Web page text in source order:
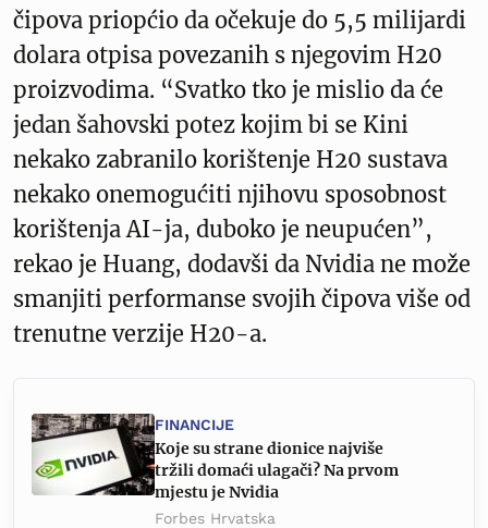
čipova priopćio da očekuje do 5,5 milijardi
dolara otpisa povezanih s njegovim H20
proizvodima. “Svatko tko je mislio da će
jedan šahovski potez kojim bi se Kini
nekako zabranilo korištenje H20 sustava
nekako onemogućiti njihovu sposobnost
korištenja AI-ja, duboko je neupućen”,
rekao je Huang, dodavši da Nvidia ne može
smanjiti performanse svojih čipova više od
trenutne verzije H20-a.
FINANCIJE
Koje su strane dionice najviše
tržili domaći ulagači? Na prvom
mjestu je Nvidia
Forbes Hrvatska